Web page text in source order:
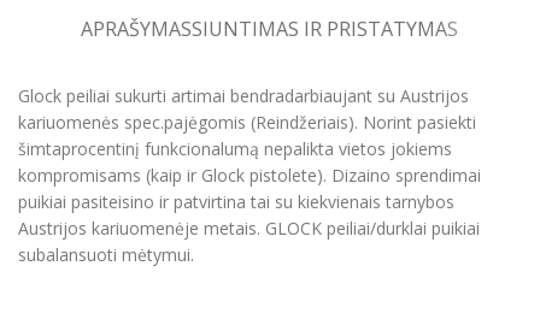
APRAŠYMASSIUNTIMAS IR PRISTATYMAS
Glock peiliai sukurti artimai bendradarbiaujant su Austrijos
kariuomenės spec.pajėgomis (Reindžeriais). Norint pasiekti
šimtaprocentinį funkcionalumą nepalikta vietos jokiems
kompromisams (kaip ir Glock pistolete). Dizaino sprendimai
puikiai pasiteisino ir patvirtina tai su kiekvienais tarnybos
Austrijos kariuomenėje metais. GLOCK peiliai/durklai puikiai
subalansuoti mėtymui.